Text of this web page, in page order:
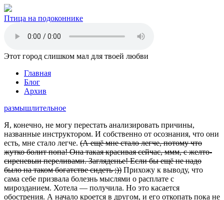
Птица на подоконнике
Этот город слишком мал для твоей любви
Главная
Блог
Архив
размышлительное
Я, конечно, не могу перестать анализировать причины,
названные инструктором. И собственно от осознания, что они
есть, мне стало легче. (А ещё мне стало легче, потому что
жутко болит попа! Она такая красивая сейчас, ммм, с желто-
сиреневыи переливами. Загляденье! Если бы ещё не надо
было на таком богатстве сидеть ;)) Прихожу к выводу, что
сама себе призвала болезнь мыслями о расплате с
мирозданием. Хотела — получила. Но это касается
обострения. А начало кроется в другом, и его откопать пока не